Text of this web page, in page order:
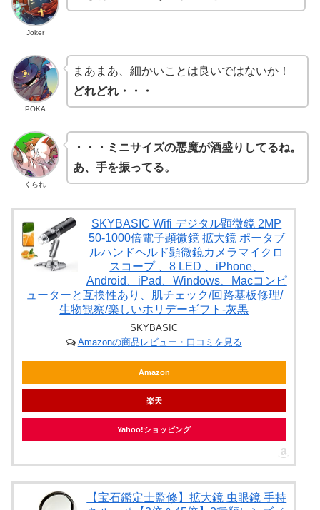
Joker
POKA
まあまあ、細かいことは良いではないか！
どれどれ・・・
くられ
・・・ミニサイズの悪魔が酒盛りしてるね。
あ、手を振ってる。
SKYBASIC Wifi デジタル顕微鏡 2MP
50-1000倍電子顕微鏡 拡大鏡 ポータブ
ルハンドヘルド顕微鏡カメラマイクロ
スコープ 、8 LED 、iPhone、
Android、iPad、Windows、Macコンピ
ューターと互換性あり、肌チェック/回路基板修理/
生物観察/楽しいホリデーギフト-灰黒
SKYBASIC
Amazonの商品レビュー・口コミを見る
Amazon
楽天
Yahoo!ショッピング
【宝石鑑定士監修】拡大鏡 虫眼鏡 手持